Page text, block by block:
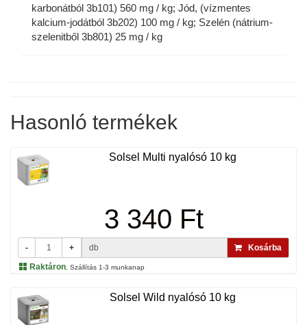
karbonátból 3b101) 560 mg / kg; Jód, (vízmentes
kalcium-jodátból 3b202) 100 mg / kg; Szelén (nátrium-
szelenitből 3b801) 25 mg / kg
Hasonló termékek
Solsel Multi nyalósó 10 kg
3 340 Ft
- + db
Kosárba
Raktáron , Szállítás 1-3 munkanap
Solsel Wild nyalósó 10 kg